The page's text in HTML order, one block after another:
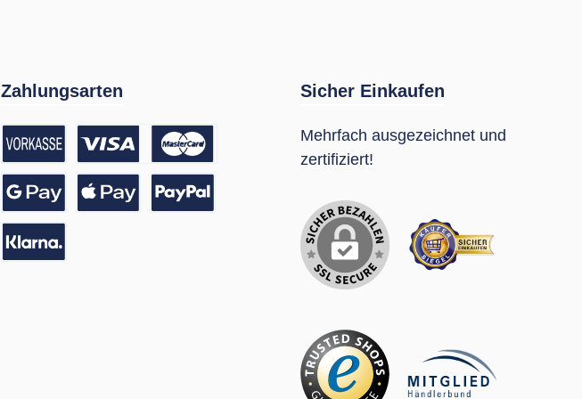
Zahlungsarten
Vorkasse / Banküberweisung
Kreditkarte
Google Pay
Sicher Einkaufen
Mehrfach ausgezeichnet und
zertifiziert!